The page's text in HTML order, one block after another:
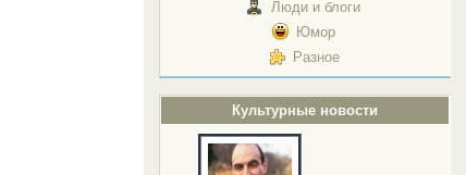
Люди и блоги
Юмор
Разное
Культурные новости